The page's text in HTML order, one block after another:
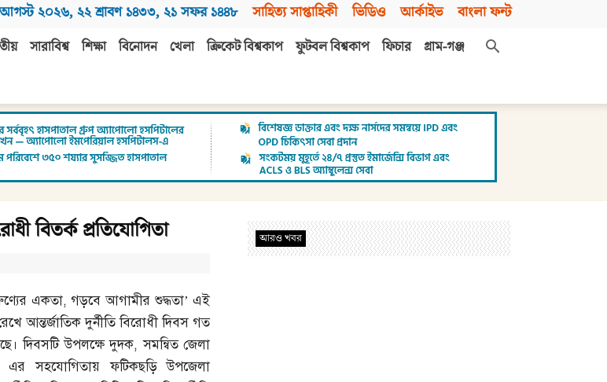
২০২৬, ২২ শ্রাবণ ১৪৩৩, ২১ সফর ১৪৪৮ সাহিত্য সাপ্তাহিকী ভিডিও আর্কাইভ বাংলা ফন্ট
সারাবিশ্ব শিক্ষা বিনোদন খেলা ক্রিকেট বিশ্বকাপ ফুটবল বিশ্বকাপ ফিচার
গ্রাম-গঞ্জ
বিতর্ক প্রতিযোগিতা
একতা,গড়বে আগামীর শুদ্ধতা’ এই
আন্তর্জাতিক দুর্নীতি বিরোধী দিবস গত
দিবসটি উপলক্ষে দুদক,সমন্বিত জেলা
এর সহযোগিতায় ফটিকছড়ি উপজেলা
আরও খবর